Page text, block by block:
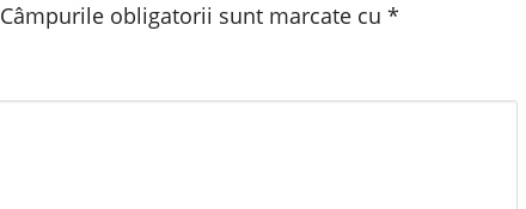
Câmpurile obligatorii sunt marcate cu *